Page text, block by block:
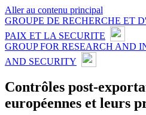
Aller au contenu principal
GROUPE DE RECHERCHE ET
PAIX ET LA SECURITE
GROUP FOR RESEARCH AND
AND SECURITY
Contrôles post-
européennes et leurs